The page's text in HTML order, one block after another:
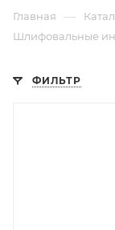
Главная —
Шлифовальные
ФИЛЬТР